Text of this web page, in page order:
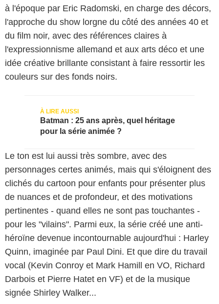
à l'époque par Eric Radomski, en charge des décors,
l'approche du show lorgne du côté des années 40 et
du film noir, avec des références claires à
l'expressionnisme allemand et aux arts déco et une
idée créative brillante consistant à faire ressortir les
couleurs sur des fonds noirs.
Batman : 25 ans après, quel héritage
pour la série animée ?
Le ton est lui aussi très sombre, avec des
personnages certes animés, mais qui s'éloignent des
clichés du cartoon pour enfants pour présenter plus
de nuances et de profondeur, et des motivations
pertinentes - quand elles ne sont pas touchantes -
pour les "vilains". Parmi eux, la série créé une anti-
héroïne devenue incontournable aujourd'hui : Harley
Quinn, imaginée par Paul Dini. Et que dire du travail
vocal (Kevin Conroy et Mark Hamill en VO, Richard
Darbois et Pierre Hatet en VF) et de la musique
signée Shirley Walker...